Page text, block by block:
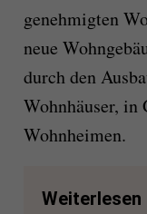
genehmigten
neue
durch den
Wohnhäuser, in
Wohnheimen.
Weiterlesen